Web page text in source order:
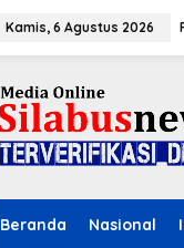
Kamis, 6 Agustus 2026
Beranda Nasional